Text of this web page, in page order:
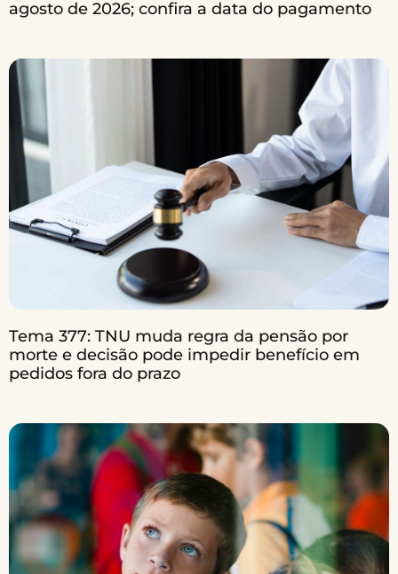
agosto de 2026; confira a data do pagamento
Tema 377: TNU muda regra da pensão por
morte e decisão pode impedir benefício em
pedidos fora do prazo